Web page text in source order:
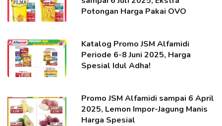
Potongan Harga Pakai OVO
Katalog Promo JSM Alfamidi
Periode 6-8 Juni 2025, Harga
Spesial Idul Adha!
Promo JSM Alfamidi sampai 6 April
2025, Lemon Impor-Jagung Manis
Harga Spesial